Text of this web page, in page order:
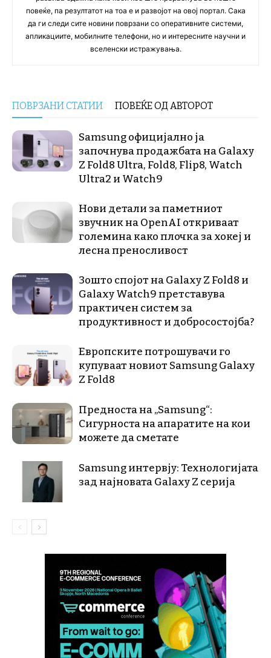
повеќе, па резултатот на тоа е и развојот на овој портал. Сака
да ги следи сите новини поврзани со оперативните системи,
апликациите, мобилните телефони, но и интересните научни и
вселенски истражувања.
ПОВРЗАНИ СТАТИИ ПОВЕЌЕ ОД АВТОРОТ
Samsung официјално ја
започнува продажбата на Galaxy
Z Fold8 Ultra, Fold8, Flip8, Watch
Ultra2 и Watch9
Нови детали за паметниот
звучник на OpenAI откриваат
големина како плочка за хокеј и
лесна преносливост
Зошто спојот на Galaxy Z Fold8 и
Galaxy Watch9 претставува
практичен систем за
продуктивност и добросостојба?
Европските потрошувачи го
купуваат новиот Samsung Galaxy
Z Fold8
Предноста на „Samsung“:
Сигурноста на апаратите на кои
можете да сметате
Samsung интервју: Технологијата
зад најновата Galaxy Z серија